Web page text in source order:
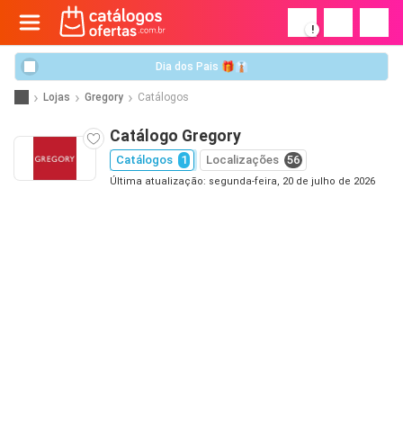
!
Dia dos Pais 🎁👔
Lojas Gregory Catálogos
Catálogo Gregory
Catálogos 1 Localizações 56
Última atualização: segunda-feira, 20 de julho de 2026